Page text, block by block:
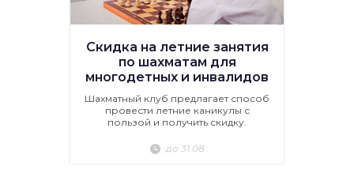
Скидка на летние занятия
по шахматам для
многодетных и инвалидов
Шахматный клуб предлагает способ
провести летние каникулы с
пользой и получить скидку.
до 31.08